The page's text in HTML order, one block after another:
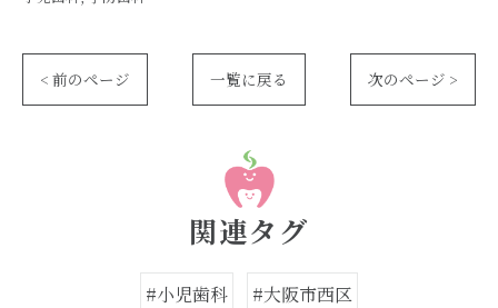
< 前のページ 一覧に戻る 次のページ >
関連タグ
#小児歯科 #大阪市西区